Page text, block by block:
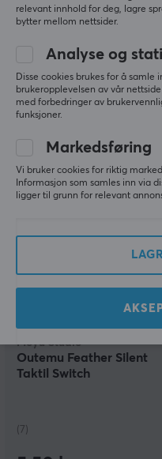
Gateron
Milky Brown Pro Taktil
Switch
3.90 kr
Moyu Studio
Outemu Feather Silent
Taktil Switch
(7)
relevant innhold for deg, lagre
bytter mellom nettsider.
Analyse og
Disse cookies brukes for å samle
brukeropplevelsen av vår
med forbedringer av
funksjoner.
Markedsføring
Vi bruker cookies for riktig
Informasjon som samles inn via
ligger til grunn for relevant